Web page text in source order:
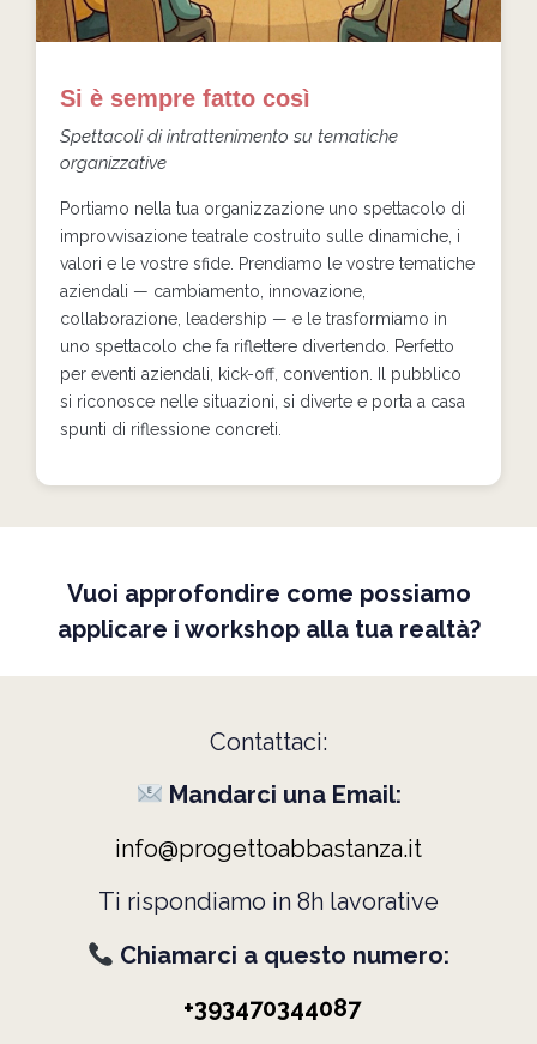
Si è sempre fatto così
Spettacoli di intrattenimento su tematiche
organizzative
Portiamo nella tua organizzazione uno spettacolo di
improvvisazione teatrale costruito sulle dinamiche, i
valori e le vostre sfide. Prendiamo le vostre tematiche
aziendali — cambiamento, innovazione,
collaborazione, leadership — e le trasformiamo in
uno spettacolo che fa riflettere divertendo. Perfetto
per eventi aziendali, kick-off, convention. Il pubblico
si riconosce nelle situazioni, si diverte e porta a casa
spunti di riflessione concreti.
Vuoi approfondire come possiamo
applicare i workshop alla tua realtà?
Contattaci:
Mandarci una Email:
info@progettoabbastanza.it
Ti rispondiamo in 8h lavorative
Chiamarci a questo numero:
+393470344087